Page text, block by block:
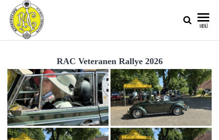
AUTOMOBIL-
CLUB IM
ADAC E.V.
MENÜ
RAC Veteranen Rallye 2026